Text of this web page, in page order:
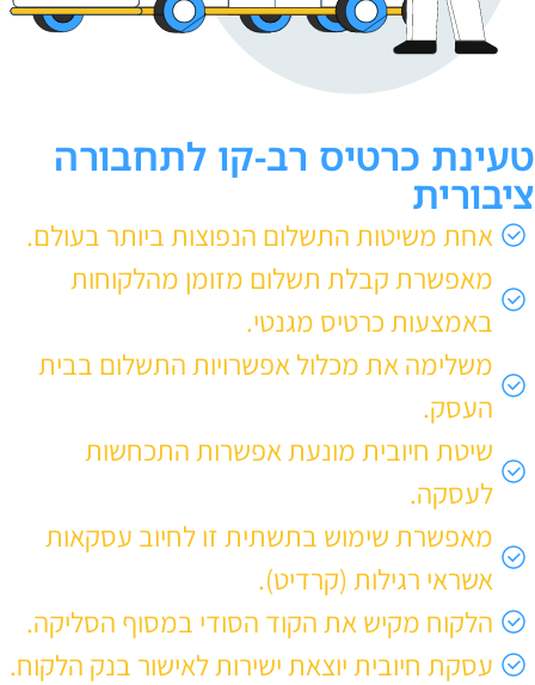
טעינת כרטיס רב-קו לתחבורה
ציבורית
אחת משיטות התשלום הנפוצות ביותר בעולם.
מאפשרת קבלת תשלום מזומן מהלקוחות
באמצעות כרטיס מגנטי.
משלימה את מכלול אפשרויות התשלום בבית
העסק.
שיטת חיובית מונעת אפשרות התכחשות
לעסקה.
מאפשרת שימוש בתשתית זו לחיוב עסקאות
אשראי רגילות (קרדיט).
הלקוח מקיש את הקוד הסודי במסוף הסליקה.
עסקת חיובית יוצאת ישירות לאישור בנק הלקוח.